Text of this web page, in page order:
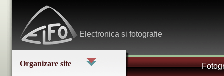
Electronica si fotografie
Organizare site